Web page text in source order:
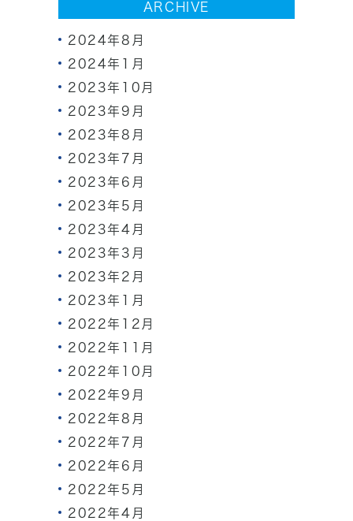
ARCHIVE
2024年8月
2024年1月
2023年10月
2023年9月
2023年8月
2023年7月
2023年6月
2023年5月
2023年4月
2023年3月
2023年2月
2023年1月
2022年12月
2022年11月
2022年10月
2022年9月
2022年8月
2022年7月
2022年6月
2022年5月
2022年4月